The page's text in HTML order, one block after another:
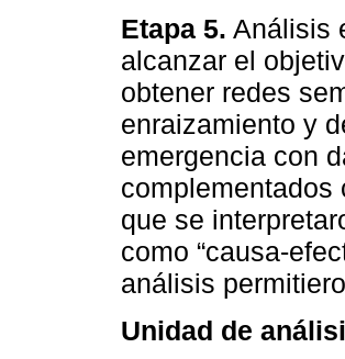
Etapa 5. Análisis
alcanzar el
obtener redes
enraizamiento y
emergencia con
que se
como “causa-
análisis
Unidad de